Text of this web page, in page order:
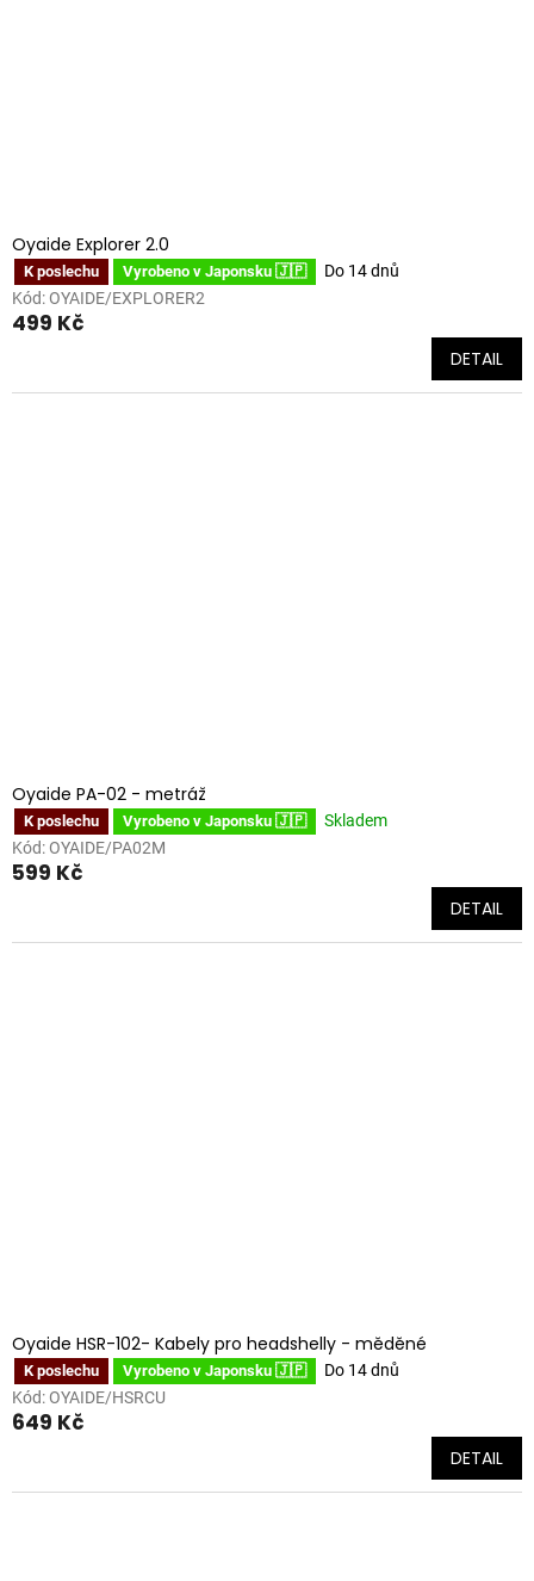
Oyaide Explorer 2.0
K poslechu Vyrobeno v Japonsku 🇯🇵
Do 14 dnů
Kód: OYAIDE/EXPLORER2
499 Kč
DETAIL
Oyaide PA-02 - metráž
K poslechu Vyrobeno v Japonsku 🇯🇵
Skladem
Kód: OYAIDE/PA02M
599 Kč
DETAIL
Oyaide HSR-102- Kabely pro headshelly - měděné
K poslechu Vyrobeno v Japonsku 🇯🇵
Do 14 dnů
Kód: OYAIDE/HSRCU
649 Kč
DETAIL